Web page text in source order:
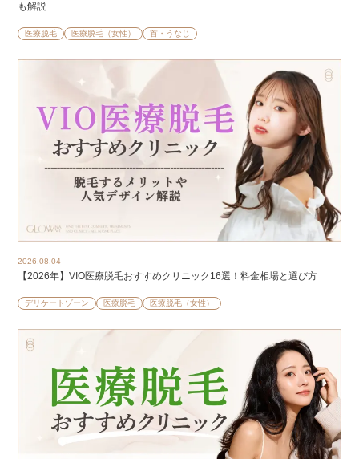
も解説
医療脱毛 医療脱毛（女性） 首・うなじ
2026.08.04
【2026年】VIO医療脱毛おすすめクリニック16選！料金相場と選び方
デリケートゾーン 医療脱毛 医療脱毛（女性）